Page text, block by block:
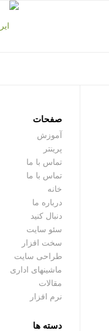
صفحات
آموزش
پرینتر
تماس با ما
تماس با ما
خانه
درباره ما
دنبال کنید
سئو سایت
سخت افزار
طراحی سایت
ماشینهای اداری
مقالات
نرم افزار
دسته ها